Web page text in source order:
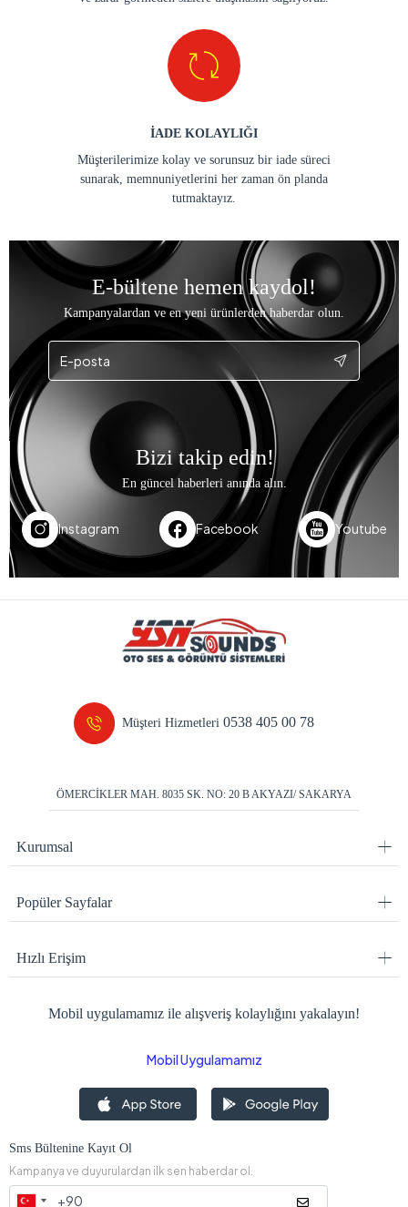
İADE KOLAYLIĞI
Müşterilerimize kolay ve sorunsuz bir iade süreci
sunarak, memnuniyetlerini her zaman ön planda
tutmaktayız.
E-bültene hemen kaydol!
Kampanyalardan ve en yeni ürünlerden haberdar olun.
Bizi takip edin!
En güncel haberleri anında alın.
Instagram Facebook Youtube
Müşteri Hizmetleri0538 405 00 78
ÖMERCİKLER MAH. 8035 SK. NO: 20 B AKYAZI/ SAKARYA
Kurumsal
Popüler Sayfalar
Hızlı Erişim
Mobil uygulamamız ile alışveriş kolaylığını yakalayın!
Mobil Uygulamamız
Sms Bültenine Kayıt Ol
Kampanya ve duyurulardan ilk sen haberdar ol.